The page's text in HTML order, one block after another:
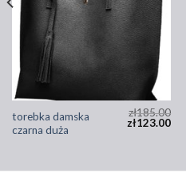
torebka damska
czarna duża
zł185.00
zł123.00